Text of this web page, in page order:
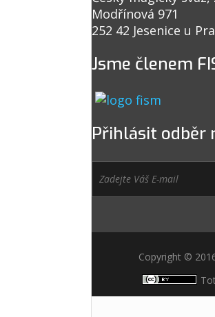
Modřínová 971
252 42 Jesenice u
Jsme členem
Přihlásit odběr
Copyright ©